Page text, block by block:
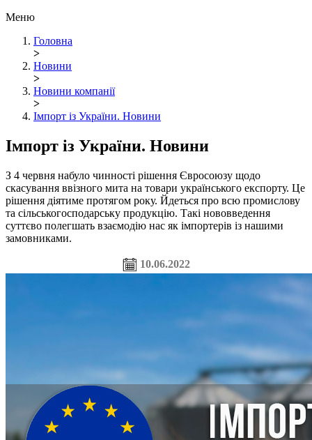
Меню
Головна
>
Новини
>
Новини компанії
>
Імпорт із України. Новини
Імпорт із України. Новини
З 4 червня набуло чинності рішення Євросоюзу щодо
скасування ввізного мита на товари українського експорту. Це
рішення діятиме протягом року. Йдеться про всю промислову
та сільськогосподарську продукцію. Такі нововведення
суттєво полегшать взаємодію нас як імпортерів із нашими
замовниками.
10.06.2022